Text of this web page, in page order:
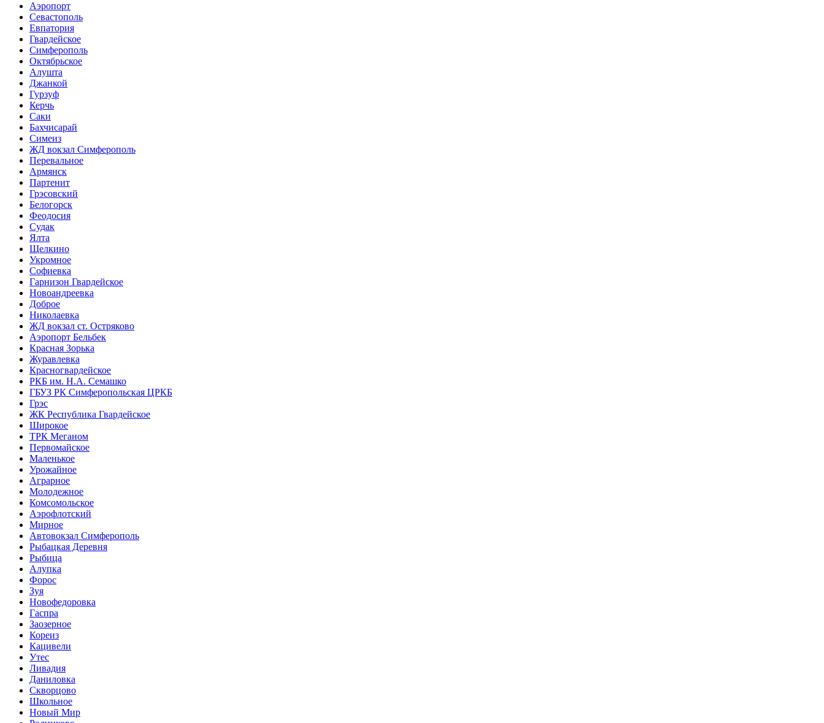
Аэропорт
Севастополь
Евпатория
Гвардейское
Симферополь
Октябрьское
Алушта
Джанкой
Гурзуф
Керчь
Саки
Бахчисарай
Симеиз
ЖД вокзал Симферополь
Перевальное
Армянск
Партенит
Грэсовский
Белогорск
Феодосия
Судак
Ялта
Щелкино
Укромное
Софиевка
Гарнизон Гвардейское
Новоандреевка
Доброе
Николаевка
ЖД вокзал ст. Остряково
Аэропорт Бельбек
Красная Зорька
Журавлевка
Красногвардейское
РКБ им. Н.А. Семашко
ГБУЗ РК Симферопольская ЦРКБ
Грэс
ЖК Республика Гвардейское
Широкое
ТРК Меганом
Первомайское
Маленькое
Урожайное
Аграрное
Молодежное
Комсомольское
Аэрофлотский
Мирное
Автовокзал Симферополь
Рыбацкая Деревня
Рыбица
Алупка
Форос
Зуя
Новофедоровка
Гаспра
Заозерное
Кореиз
Кацивели
Утес
Ливадия
Даниловка
Скворцово
Школьное
Новый Мир